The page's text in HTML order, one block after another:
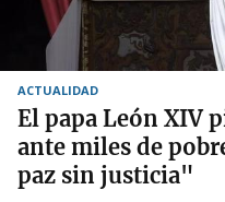
ACTUALIDAD
El papa León XIV
ante miles de
paz sin justicia"